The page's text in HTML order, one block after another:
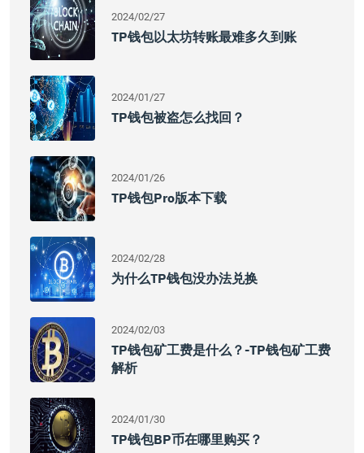
2024/02/27
TP钱包以太坊转账最难多久到账
2024/01/27
TP钱包被盗怎么找回？
2024/01/26
TP钱包Pro版本下载
2024/02/28
为什么TP钱包没办法兑换
2024/02/03
TP钱包矿工费是什么？-TP钱包矿工费
解析
2024/01/30
TP钱包BP币在哪里购买？